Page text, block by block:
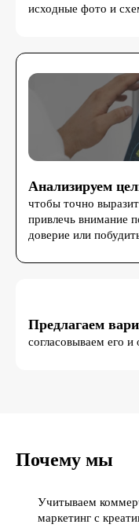
исходные фото и
Анализируем
чтобы точно
привлечь внимание
доверие или
Предлагаем
согласовываем его
Почему мы
Учитываем
маркетинг с